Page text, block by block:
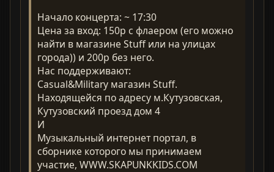
Начало концерта: ~ 17:30
Цена за вход: 150р с флаером (его можно
найти в магазине Stuff или на улицах
города)) и 200р без него.
Нас поддерживают:
Casual&Military магазин Stuff.
Находящейся по адресу м.Кутузовская,
Кутузовский проезд дом 4
И
Музыкальный интернет портал, в
сборнике которого мы принимаем
участие, WWW.SKAPUNKKIDS.COM